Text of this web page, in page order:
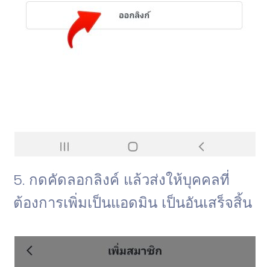
5. กดคัดลอกลิงค์ แล้วส่งให้บุคคลที่
ต้องการเพิ่มเป็นแอดมิน เป็นอันเสร็จสิ้น